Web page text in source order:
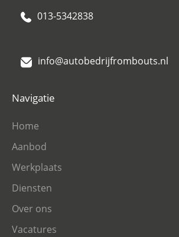
013-5342838
info@autobedrijfrombouts.nl
Navigatie
Home
Aanbod
Werkplaats
Diensten
Over ons
Vacatures